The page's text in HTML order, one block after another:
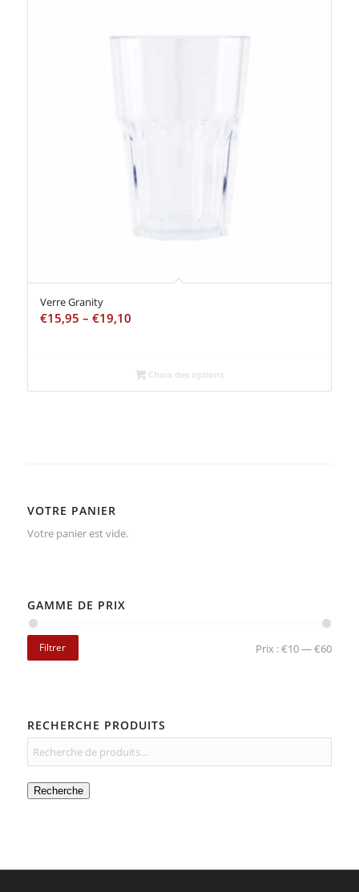
Verre Granity
€15,95 – €19,10
Choix des options
VOTRE PANIER
Votre panier est vide.
GAMME DE PRIX
Filtrer Prix :€10—€60
RECHERCHE PRODUITS
Recherche